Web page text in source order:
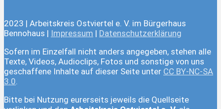
2023 | Arbeitskreis Ostviertel e. V. im Bürgerhaus
Bennohaus | Impressum | Datenschutzerklärung
Sofern im Einzelfall nicht anders angegeben, stehen alle
Texte, Videos, Audioclips, Fotos und sonstige von uns
geschaffene Inhalte auf dieser Seite unter CC BY-NC-SA
3.0.
Bitte bei Nutzung eurerseits jeweils die Quellseite